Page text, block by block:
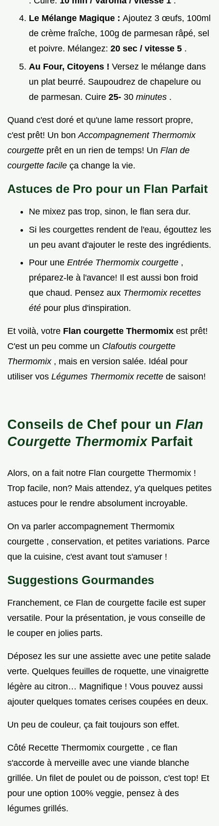
Le Mélange Magique : Ajoutez 3 œufs, 100ml
de crème fraîche, 100g de parmesan râpé, sel
et poivre. Mélangez: 20 sec / vitesse 5 .
Au Four, Citoyens ! Versez le mélange dans
un plat beurré. Saupoudrez de chapelure ou
de parmesan. Cuire 25- 30 minutes .
Quand c'est doré et qu'une lame ressort propre,
c'est prêt! Un bon Accompagnement Thermomix
courgette prêt en un rien de temps! Un Flan de
courgette facile ça change la vie.
Astuces de Pro pour un Flan Parfait
Ne mixez pas trop, sinon, le flan sera dur.
Si les courgettes rendent de l'eau, égouttez les
un peu avant d'ajouter le reste des ingrédients.
Pour une Entrée Thermomix courgette ,
préparez-le à l'avance! Il est aussi bon froid
que chaud. Pensez aux Thermomix recettes
été pour plus d'inspiration.
Et voilà, votre Flan courgette Thermomix est prêt!
C'est un peu comme un Clafoutis courgette
Thermomix , mais en version salée. Idéal pour
utiliser vos Légumes Thermomix recette de saison!
Conseils de Chef pour un Flan
Courgette Thermomix Parfait
Alors, on a fait notre Flan courgette Thermomix !
Trop facile, non? Mais attendez, y'a quelques petites
astuces pour le rendre absolument incroyable.
On va parler accompagnement Thermomix
courgette , conservation, et petites variations. Parce
que la cuisine, c'est avant tout s'amuser !
Suggestions Gourmandes
Franchement, ce Flan de courgette facile est super
versatile. Pour la présentation, je vous conseille de
le couper en jolies parts.
Déposez les sur une assiette avec une petite salade
verte. Quelques feuilles de roquette, une vinaigrette
légère au citron… Magnifique ! Vous pouvez aussi
ajouter quelques tomates cerises coupées en deux.
Un peu de couleur, ça fait toujours son effet.
Côté Recette Thermomix courgette , ce flan
s'accorde à merveille avec une viande blanche
grillée. Un filet de poulet ou de poisson, c'est top! Et
pour une option 100% veggie, pensez à des
légumes grillés.